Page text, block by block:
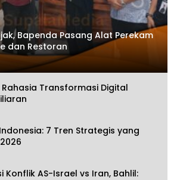
Bapenda Pasang Alat Perekam
dan Restoran
Rahasia Transformasi Digital
7 Tren Strategis yang
Konflik AS-Israel vs Iran, Bahlil: